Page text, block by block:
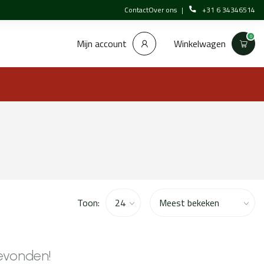
ContactOver ons +31 6 34346514
Mijn account Winkelwagen 0
Toon: